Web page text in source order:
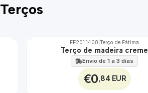
Terços
Não Disponível
FE201.1408 |Terço de Fátima
Terço de madeira creme
Envio de 1 a 3 dias
€0 ,84 EUR